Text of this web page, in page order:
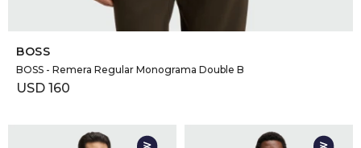
SELECCIONAR TALLE
BOSS
BOSS - Remera Regular Monograma Double B
USD 160